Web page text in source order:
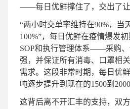
——每日优鲜撑住了，交出了让
“两小时交单率维持在90%，当
100%”，每日优鲜在疫情爆发
SOP和执行管理体系——采购
强，并保证所有消毒、口罩相
需求。这段非常时期，每日优
吨逐步提升到现在的1500到2000
这背后离不开汇丰的支持，双